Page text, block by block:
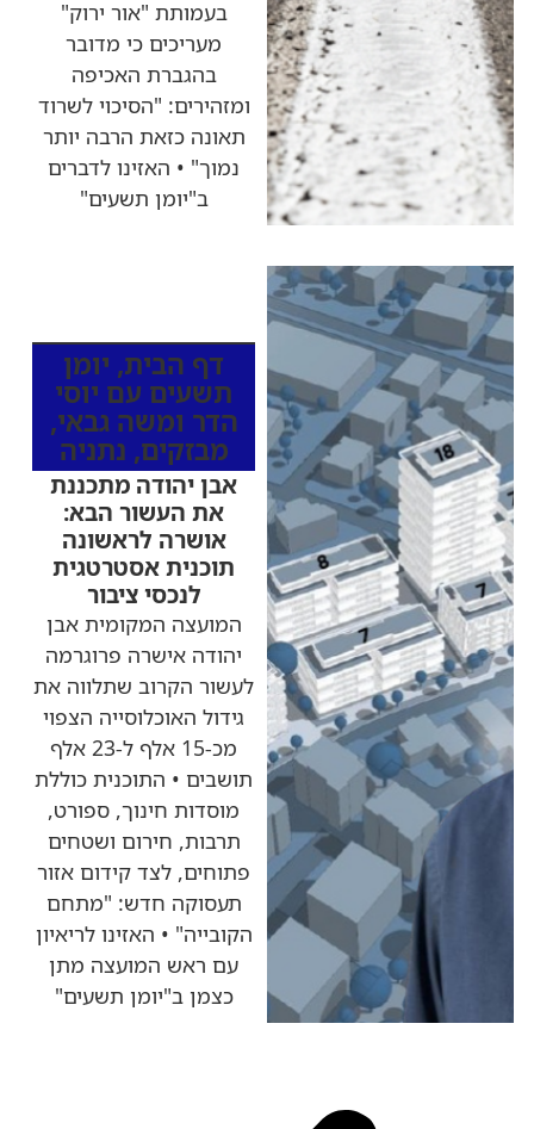
בעמותת "אור ירוק"
מעריכים כי מדובר
בהגברת האכיפה
ומזהירים: "הסיכוי לשרוד
תאונה כזאת הרבה יותר
נמוך" • האזינו לדברים
ב"יומן תשעים"
דף הבית, יומן
תשעים עם יוסי
הדר ומשה גבאי,
מבזקים, נתניה
אבן יהודה מתכננת
את העשור הבא:
אושרה לראשונה
תוכנית אסטרטגית
לנכסי ציבור
המועצה המקומית אבן
יהודה אישרה פרוגרמה
לעשור הקרוב שתלווה את
גידול האוכלוסייה הצפוי
מכ-15 אלף ל-23 אלף
תושבים • התוכנית כוללת
מוסדות חינוך, ספורט,
תרבות, חירום ושטחים
פתוחים, לצד קידום אזור
תעסוקה חדש: "מתחם
הקובייה" • האזינו לריאיון
עם ראש המועצה מתן
כצמן ב"יומן תשעים"